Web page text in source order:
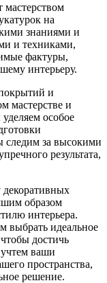
мастерством
на
знаниями и
и техниками,
фактуры,
интерьеру.
и
мастерстве и
особое
следим за высокими
результата,
образом
интерьера.
выбрать идеальное
достичь
учтем ваши
пространства,
решение.